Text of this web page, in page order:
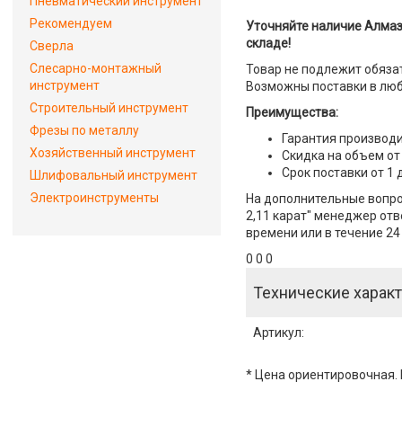
Уточняйте наличие
складе!
Товар не подлежит
Возможны поставки в
Преимущества:
Гарантия
Скидка на объем от
Срок поставки от 1
На дополнительные
2,11 карат" менеджер
времени или в течение
0 0 0
Технические
Артикул:
* Цена ориентировочная.
Рекомендуем
Сверла
Слесарно-монтажный
инструмент
Строительный инструмент
Фрезы по металлу
Хозяйственный инструмент
Шлифовальный инструмент
Электроинструменты